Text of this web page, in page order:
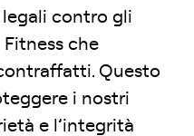
contro gli
che
Questo
i nostri
e l’integrità